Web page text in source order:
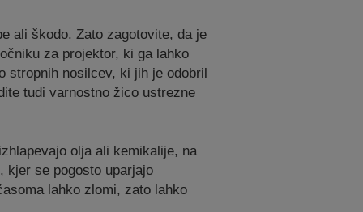
ali škodo. Zato zagotovite, da je
za projektor, ki ga lahko
stropnih nosilcev, ki jih je odobril
tudi varnostno žico ustrezne
olja ali kemikalije, na
kjer se pogosto uparjajo
lahko zlomi, zato lahko